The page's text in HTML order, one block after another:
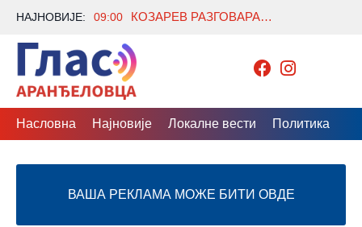
НАЈНОВИЈЕ: 09:00 КОЗАРЕВ РАЗГОВАРАО СА ОДЛАЗЕЋИМ АМБАСАДОРОМ АЗЕРБЕЈЏАНА О ЈАЧАЊУ САРАДЊЕ
Насловна Најновије Локалне вести Политика
ВАША РЕКЛАМА МОЖЕ БИТИ ОВДЕ